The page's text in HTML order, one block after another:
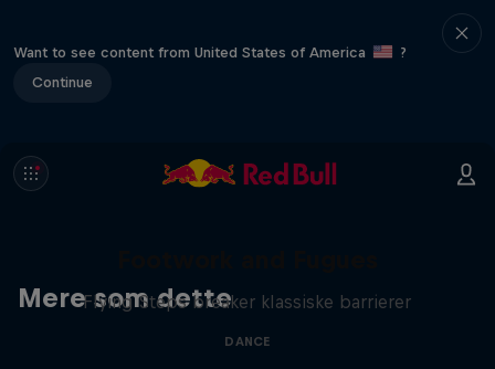
Want to see content from United States of America
?
Continue
Mere som dette
Flying Steps breaker klassiske barrierer
DANCE